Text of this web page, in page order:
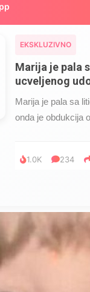
EKSKLUZIVNO
Marija je pala
ucveljenog
Marija je pala sa
onda je obdukcija
1.0K 234